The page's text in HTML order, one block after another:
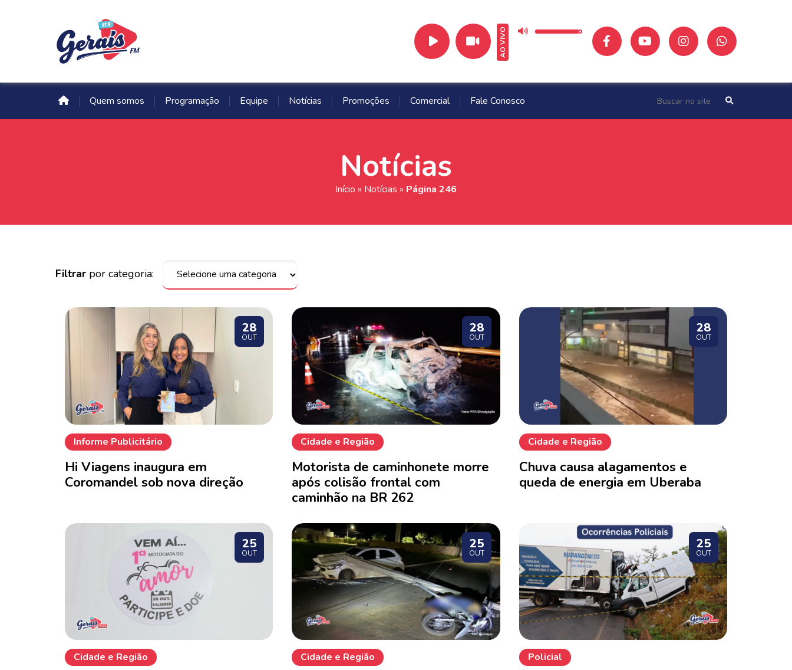
AO VIVO
Quem somos Programação Equipe Notícias Promoções Comercial Fale Conosco
Notícias
Início » Notícias » Página 246
Filtrar por categoria:
28
OUT
Informe Publicitário
Hi Viagens inaugura em
Coromandel sob nova direção
28
OUT
Cidade e Região
Motorista de caminhonete morre
após colisão frontal com
caminhão na BR 262
28
OUT
Cidade e Região
Chuva causa alagamentos e
queda de energia em Uberaba
25
OUT
Cidade e Região
25
OUT
Cidade e Região
25
OUT
Policial